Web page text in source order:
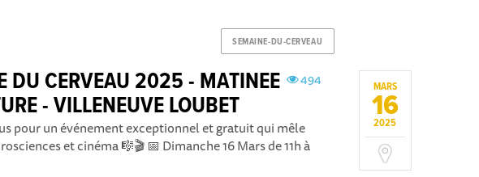
SEMAINE-DU-CERVEAU
MARS
16
2025
494
DU CERVEAU 2025 - MATINEE
- VILLENEUVE LOUBET
pour un événement exceptionnel et gratuit qui mêle
et cinéma 🎼🎬 📅 Dimanche 16 Mars de 11h à